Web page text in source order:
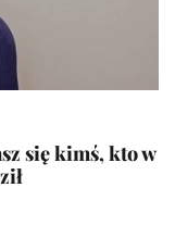
się kimś, kto w